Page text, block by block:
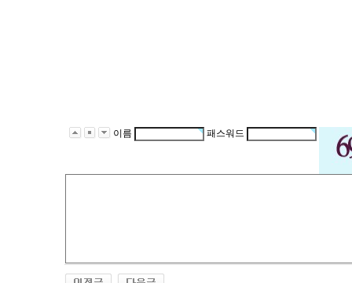
이름 패스워드